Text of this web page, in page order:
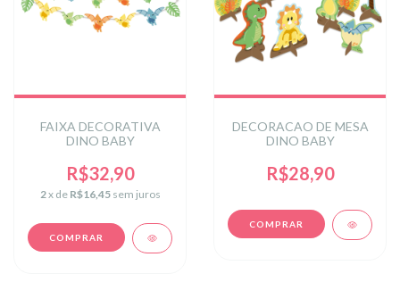
FAIXA DECORATIVA
DINO BABY
R$32,90
2x de R$16,45 sem juros
DECORACAO DE MESA
DINO BABY
R$28,90